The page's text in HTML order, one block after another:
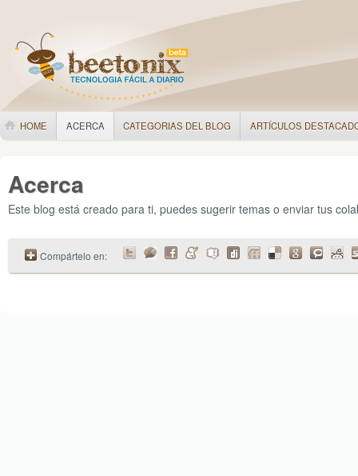
HOME ACERCA CATEGORIAS DEL BLOG ARTÍCULOS
Acerca
Este blog está creado para ti, puedes sugerir temas o enviar tus
Compártelo en: